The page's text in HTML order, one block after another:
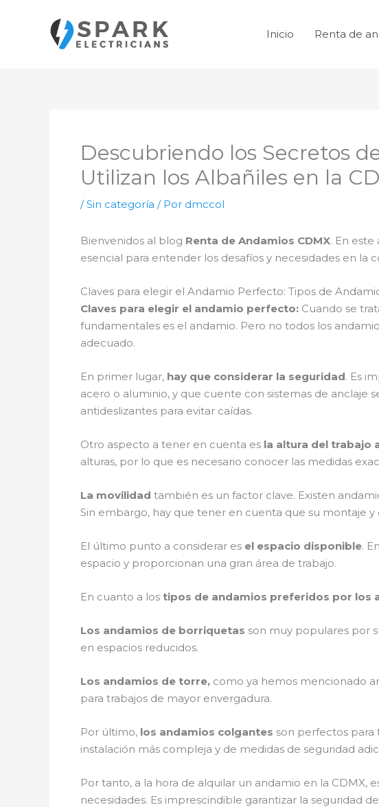
contenido
Inicio Renta de
Descubriendo los Secretos
Utilizan los Albañiles en la
/Sin categoría / Por dmccol
Bienvenidos al blog Renta de Andamios CDMX. En
esencial para entender los desafíos y necesidades en la
Claves para elegir el Andamio Perfecto: Tipos de
Claves para elegir el andamio perfecto: Cuando se
fundamentales es el andamio. Pero no todos los
adecuado.
En primer lugar, hay que considerar la seguridad. Es
acero o aluminio, y que cuente con sistemas de anclaje
antideslizantes para evitar caídas.
Otro aspecto a tener en cuenta es la altura del trabajo
alturas, por lo que es necesario conocer las medidas
La movilidad también es un factor clave. Existen
Sin embargo, hay que tener en cuenta que su montaje
El último punto a considerar es el espacio disponible.
espacio y proporcionan una gran área de trabajo.
En cuanto a los tipos de andamios preferidos por los
Los andamios de borriquetas son muy populares por
en espacios reducidos.
Los andamios de torre, como ya hemos mencionado
para trabajos de mayor envergadura.
Por último, los andamios colgantes son perfectos para
instalación más compleja y de medidas de seguridad
Por tanto, a la hora de alquilar un andamio en la
necesidades. Es imprescindible garantizar la seguridad